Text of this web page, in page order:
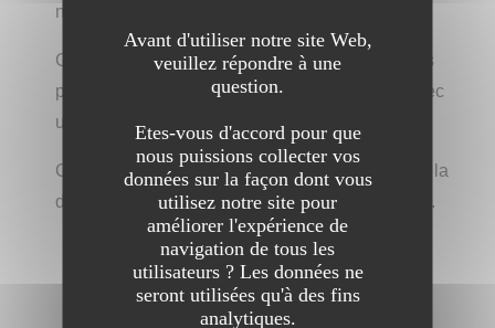
notre site avec son module de réservation.
Grâce à notre site de VTC, Tessa Transport vous
propose des idées de sorties et d'excursions avec
un tarif honnête et connu à l'avance.
Choisissez votre modèle de véhicule et partez à la
découverte de l'une des plus belles destinations.
Avant d'utiliser notre site Web,
veuillez répondre à une
question.
Etes-vous d'accord pour que
nous puissions collecter vos
données sur la façon dont vous
utilisez notre site pour
améliorer l'expérience de
navigation de tous les
utilisateurs ? Les données ne
seront utilisées qu'à des fins
analytiques.